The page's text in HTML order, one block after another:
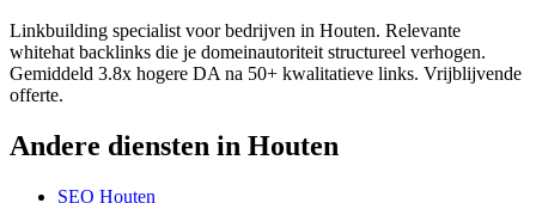
Linkbuilding specialist voor bedrijven in Houten. Relevante
whitehat backlinks die je domeinautoriteit structureel verhogen.
Gemiddeld 3.8x hogere DA na 50+ kwalitatieve links. Vrijblijvende
offerte.
Andere diensten in Houten
SEO Houten